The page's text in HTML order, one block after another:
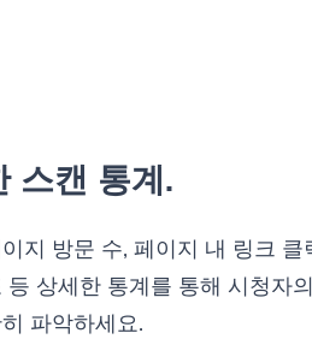
스캔 통계.
지 방문 수, 페이지 내 링크 클
등 상세한 통계를 통해 시청자
파악하세요.